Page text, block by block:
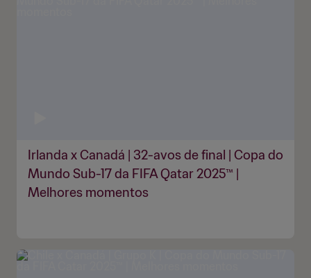
Irlanda x Canadá | 32-avos de final | Copa do
Mundo Sub-17 da FIFA Qatar 2025™ |
Melhores momentos